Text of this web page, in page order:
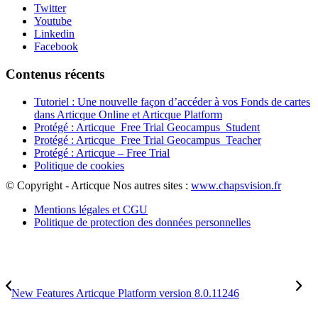
Twitter
Youtube
Linkedin
Facebook
Contenus récents
Tutoriel : Une nouvelle façon d’accéder à vos Fonds de cartes
dans Articque Online et Articque Platform
Protégé : Articque_Free Trial Geocampus_Student
Protégé : Articque_Free Trial Geocampus_Teacher
Protégé : Articque – Free Trial
Politique de cookies
© Copyright - Articque Nos autres sites : www.chapsvision.fr
Mentions légales et CGU
Politique de protection des données personnelles
New Features Articque Platform version 8.0.11246